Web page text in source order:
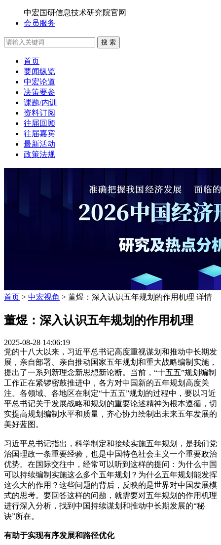
中宏国研信息技术研究院官网
会员服务
搜 索
首页
要闻纵览
中宏论道
决策要参
课题/内训
资料订阅
往届回顾
往届嘉宾
最新活动
政策法规
首页 > 中宏视角 > 董煜：深入认识五年规划的作用机理 详情
董煜：深入认识五年规划的作用机理
2025-08-28 14:06:19
党的十八大以来，习近平总书记高度重视谋划和推动中长期发
展，亲自部署、亲自推动国家五年规划和重大战略编制实施，
提出了一系列新理念新思想新论断。当前，“十五五”规划编制
工作正在紧锣密鼓推进中，各方对中国新的五年规划高度关
注。各领域、各地区在制定“十五五”规划的过程中，要以习近
平总书记关于发展战略和规划的重要论述精神为根本遵循，切
实提高规划编制水平和质量，齐心协力绘制出未来五年发展的
美好蓝图。
习近平总书记指出，科学制定和接续实施五年规划，是我们党
治国理政一条重要经验，也是中国特色社会主义一个重要政治
优势。在国际交往中，经常可以听到这样的提问：为什么中国
可以持续编制实施这么多个五年规划？为什么五年规划能发挥
这么大的作用？这些问题的背后，反映的是世界对中国发展模
式的思考。要回答这样的问题，就需要对五年规划的作用机理
进行深入分析，找到中国持续谋划和推动中长期发展的“秘
诀”所在。
有助于实现有序发展和路径优化